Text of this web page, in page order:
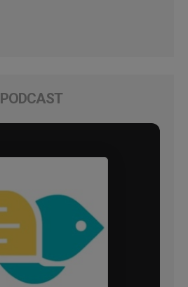
PODCAST